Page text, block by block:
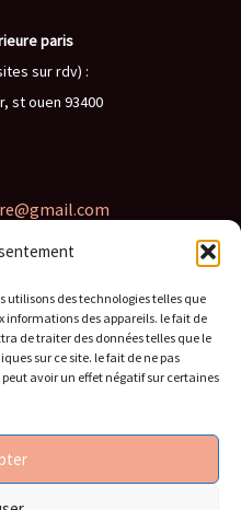
utilisons des technologies telles que
informations des appareils. le fait de
de traiter des données telles que le
sur ce site. le fait de ne pas
avoir un effet négatif sur certaines
paris
sur rdv) :
st ouen 93400
82 97